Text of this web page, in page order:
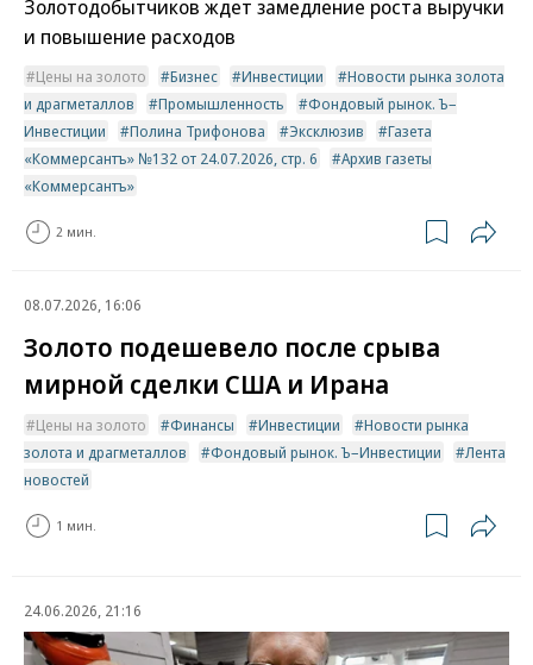
Золотодобытчиков ждет замедление роста выручки
и повышение расходов
Цены на золото Бизнес Инвестиции
Новости рынка золота
и драгметаллов
Промышленность
Фондовый рынок. Ъ–
Инвестиции
Полина Трифонова Эксклюзив
Газета
«Коммерсантъ» №132 от 24.07.2026, стр. 6
Архив газеты
«Коммерсантъ»
2 мин.
08.07.2026, 16:06
Золото подешевело после срыва
мирной сделки США и Ирана
Цены на золото Финансы Инвестиции
Новости рынка
золота и драгметаллов
Фондовый рынок. Ъ–Инвестиции
Лента
новостей
1 мин.
24.06.2026, 21:16